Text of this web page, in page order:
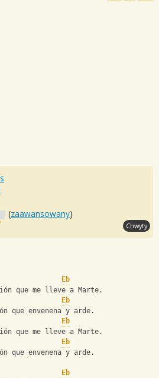
(zaawansowany)
Chwyty
Eb
que me lleve a Marte.
Eb
que envenena y arde.
Eb
que me lleve a Marte.
Eb
que envenena y arde.
Eb